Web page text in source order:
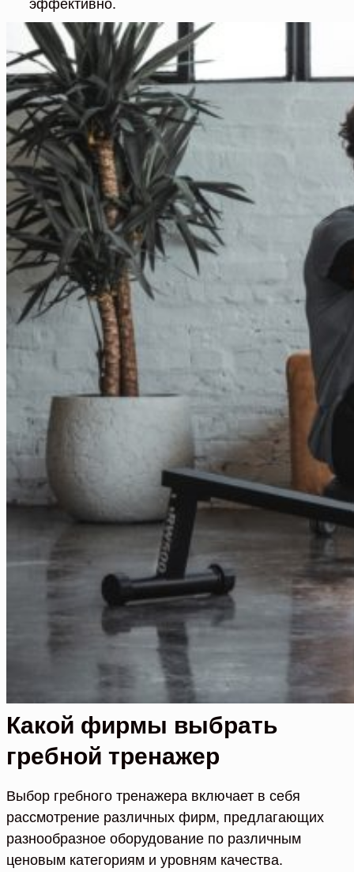
Какой фирмы выбрать
гребной тренажер
Выбор гребного тренажера включает в себя
рассмотрение различных фирм, предлагающих
разнообразное оборудование по различным
ценовым категориям и уровням качества.